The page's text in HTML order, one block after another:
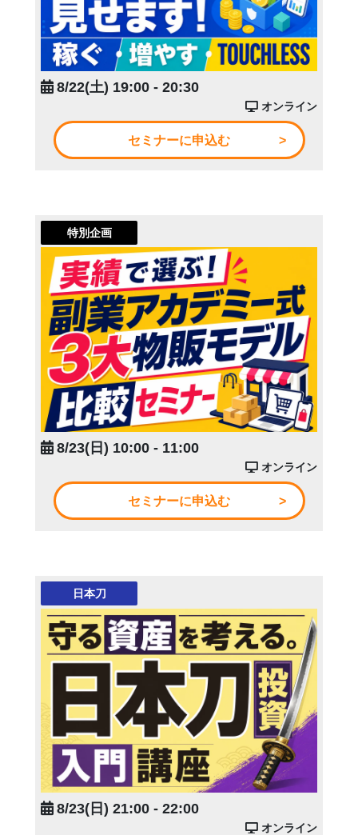
8/22(土) 19:00 - 20:30
オンライン
セミナーに申込む
特別企画
8/23(日) 10:00 - 11:00
オンライン
セミナーに申込む
日本刀
8/23(日) 21:00 - 22:00
オンライン